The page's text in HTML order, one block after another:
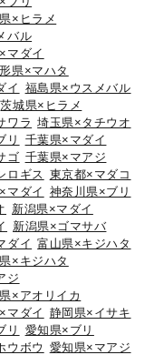
×ヒラメ
バル
マダイ
県×マハタ
イ 福島県×ウスメバル
茨城県×ヒラメ
ワラ 埼玉県×タチウオ
リ
千葉県×マダイ
ゴ 千葉県×マアジ
ロギス 東京都×マダコ
マダイ 神奈川県×ブリ
新潟県×マダイ
新潟県×ゴマサバ
ダイ 富山県×キジハタ
×キジハタ
ジ
×アオリイカ
マダイ 静岡県×イサキ
リ
愛知県×ブリ
ウボウ 愛知県×マアジ